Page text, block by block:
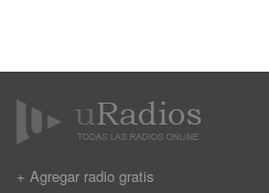
+ Agregar radio gratis